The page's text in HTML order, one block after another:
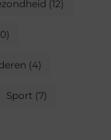
(12)
(4)
Sport (7)